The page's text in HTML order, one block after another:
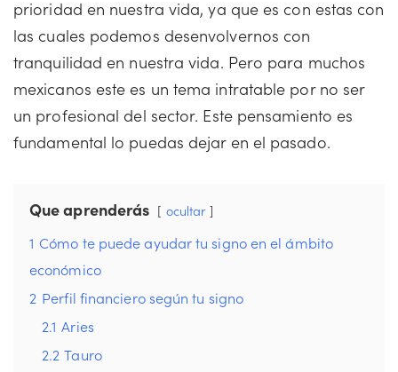
prioridad en nuestra vida, ya que es con estas con
las cuales podemos desenvolvernos con
tranquilidad en nuestra vida. Pero para muchos
mexicanos este es un tema intratable por no ser
un profesional del sector. Este pensamiento es
fundamental lo puedas dejar en el pasado.
Que aprenderás ocultar
1 Cómo te puede ayudar tu signo en el ámbito
económico
2 Perfil financiero según tu signo
2.1 Aries
2.2 Tauro